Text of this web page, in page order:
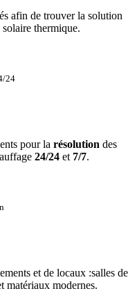
afin de trouver la solution
thermique.
24
pour la résolution des
24/24 et 7/7.
et de locaux :salles de
matériaux modernes.